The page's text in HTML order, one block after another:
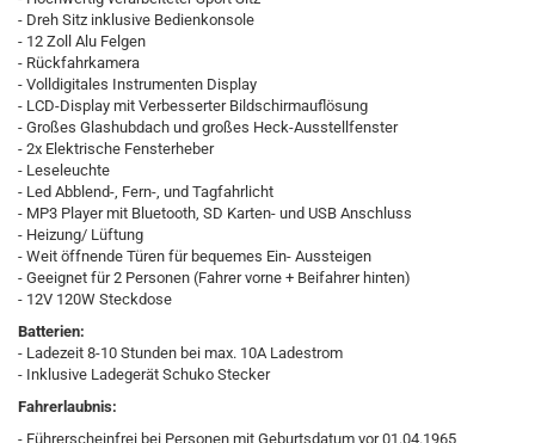
- Dreh Sitz inklusive Bedienkonsole
- 12 Zoll Alu Felgen
- Rückfahrkamera
- Volldigitales Instrumenten Display
- LCD-Display mit Verbesserter Bildschirmauflösung
- Großes Glashubdach und großes Heck-Ausstellfenster
- 2x Elektrische Fensterheber
- Leseleuchte
- Led Abblend-, Fern-, und Tagfahrlicht
- MP3 Player mit Bluetooth, SD Karten- und USB Anschluss
- Heizung/ Lüftung
- Weit öffnende Türen für bequemes Ein- Aussteigen
- Geeignet für 2 Personen (Fahrer vorne + Beifahrer hinten)
- 12V 120W Steckdose
Batterien:
- Ladezeit 8-10 Stunden bei max. 10A Ladestrom
- Inklusive Ladegerät Schuko Stecker
Fahrerlaubnis:
- Führerscheinfrei bei Personen mit Geburtsdatum vor 01.04.1965